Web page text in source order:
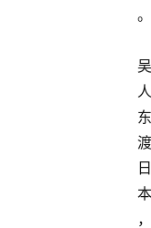
。
吴
人
东
渡
日
本
，